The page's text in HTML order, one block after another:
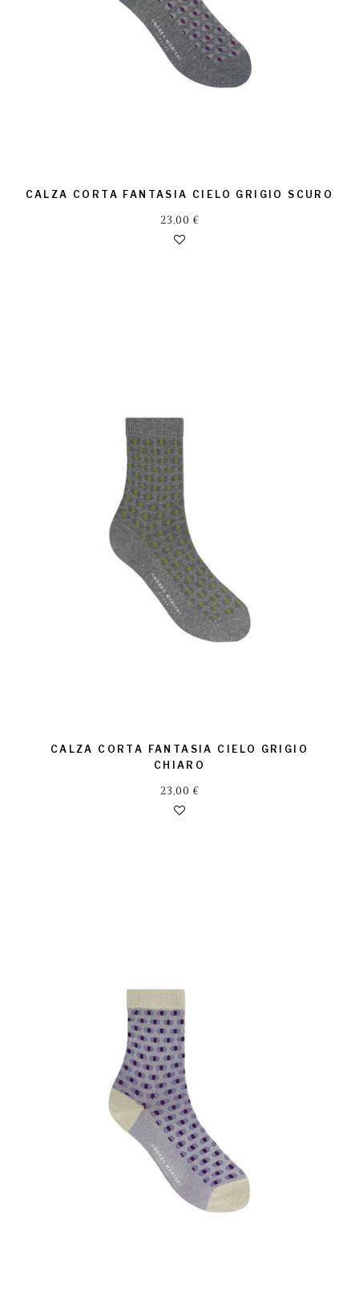
CALZA CORTA FANTASIA CIELO GRIGIO SCURO
23,00€
CALZA CORTA FANTASIA CIELO GRIGIO
CHIARO
23,00€